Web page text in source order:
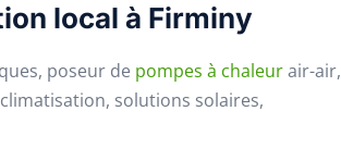
local à Firminy
poseur de pompes à chaleurair-air,
solutions solaires,